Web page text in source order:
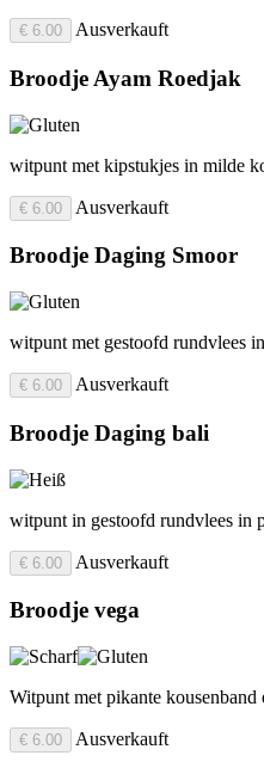
€ 6.00 Ausverkauft
Broodje Ayam Roedjak
witpunt met kipstukjes in milde
€ 6.00 Ausverkauft
Broodje Daging Smoor
witpunt met gestoofd rundvlees
€ 6.00 Ausverkauft
Broodje Daging bali
witpunt in gestoofd rundvlees in
€ 6.00 Ausverkauft
Broodje vega
Witpunt met pikante kousenband
€ 6.00 Ausverkauft